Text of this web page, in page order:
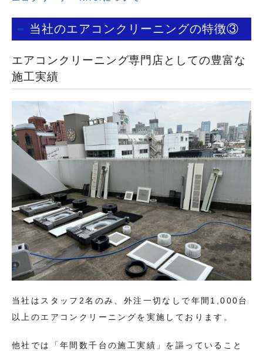
当社のエアコンクリーニングの特徴③
エアコンクリーニング専門店としての豊富な
施工実績
当社はスタッフ2名のみ、外注一切なしで年間1,000台
以上のエアコンクリーニングを実施しております。
他社では「年間数千台の施工実績」を謳っていること